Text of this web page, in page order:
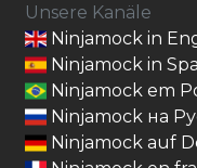
Unsere Kanäle
Ninjamock in
Ninjamock in
Ninjamock em
Ninjamock на
Ninjamock auf